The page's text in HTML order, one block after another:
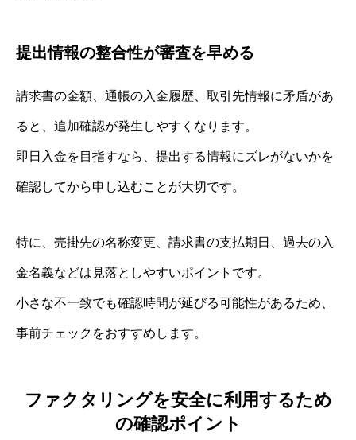
提出情報の整合性が審査を早める
請求書の金額、通帳の入金履歴、取引先情報に矛盾があ
ると、追加確認が発生しやすくなります。
即日入金を目指すなら、提出する情報にズレがないかを
確認してから申し込むことが大切です。
特に、売掛先の名称変更、請求書の支払期日、過去の入
金名義などは見落としやすいポイントです。
小さな不一致でも確認時間が延びる可能性があるため、
事前チェックをおすすめします。
ファクタリングを安全に利用するため
の確認ポイント